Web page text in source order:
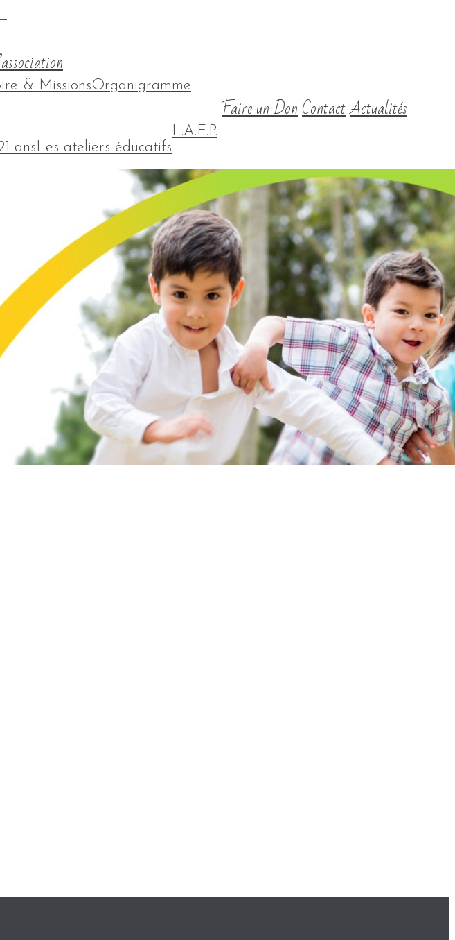
& MissionsOrganigramme
ansLes ateliers éducatifs
L.A.E.P.
Faire un DonContactActualités